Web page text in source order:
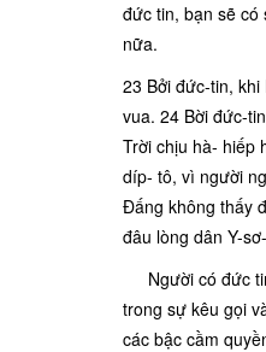
đức tin, bạn sẽ có
nữa.
23 Bởi đức-tin,
vua. 24 Bời đức-
Trời chịu hà- hiếp
díp- tô, vì người
Đấng không thấy
đâu lòng dân Y-
Người có đức
trong sự kêu gọi
các bậc cầm